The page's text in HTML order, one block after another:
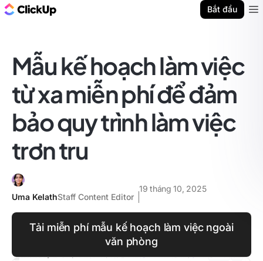
Bắt đầu
Mẫu kế hoạch làm việc
từ xa miễn phí để đảm
bảo quy trình làm việc
trơn tru
Uma KelathStaff Content Editor
19 tháng 10, 2025
Tải miễn phí mẫu kế hoạch làm việc ngoài
văn phòng